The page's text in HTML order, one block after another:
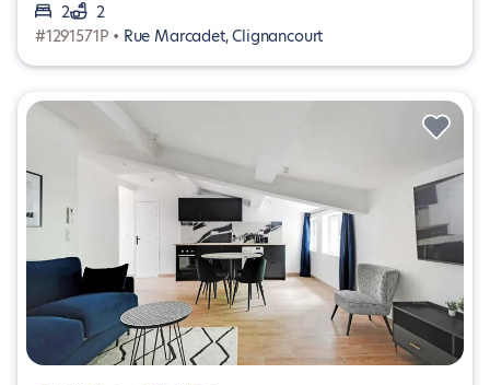
2
2
#1291571P • Rue Marcadet, Clignancourt